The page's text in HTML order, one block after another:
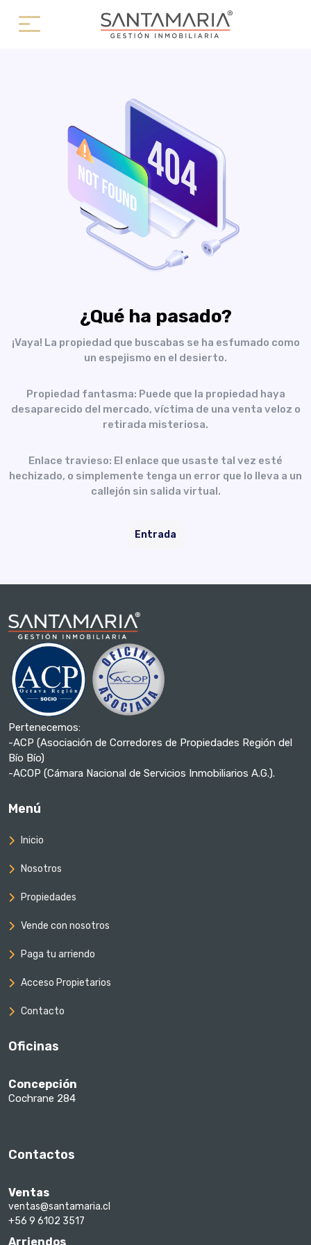
¿Qué ha pasado?
¡Vaya! La propiedad que buscabas se ha esfumado como
un espejismo en el desierto.
Propiedad fantasma: Puede que la propiedad haya
desaparecido del mercado, víctima de una venta veloz o
retirada misteriosa.
Enlace travieso: El enlace que usaste tal vez esté
hechizado, o simplemente tenga un error que lo lleva a un
callejón sin salida virtual.
Entrada
Pertenecemos:
-ACP (Asociación de Corredores de Propiedades Región del
Bío Bío)
-ACOP (Cámara Nacional de Servicios Inmobiliarios A.G.).
Menú
Inicio
Nosotros
Propiedades
Vende con nosotros
Paga tu arriendo
Acceso Propietarios
Contacto
Oficinas
Concepción
Cochrane 284
Contactos
Ventas
ventas@santamaria.cl
+56 9 6102 3517
Arriendos